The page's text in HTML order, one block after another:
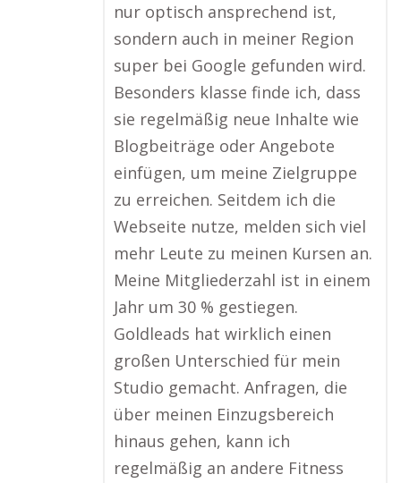
nur optisch ansprechend ist,
sondern auch in meiner Region
super bei Google gefunden wird.
Besonders klasse finde ich, dass
sie regelmäßig neue Inhalte wie
Blogbeiträge oder Angebote
einfügen, um meine Zielgruppe
zu erreichen. Seitdem ich die
Webseite nutze, melden sich viel
mehr Leute zu meinen Kursen an.
Meine Mitgliederzahl ist in einem
Jahr um 30 % gestiegen.
Goldleads hat wirklich einen
großen Unterschied für mein
Studio gemacht. Anfragen, die
über meinen Einzugsbereich
hinaus gehen, kann ich
regelmäßig an andere Fitness